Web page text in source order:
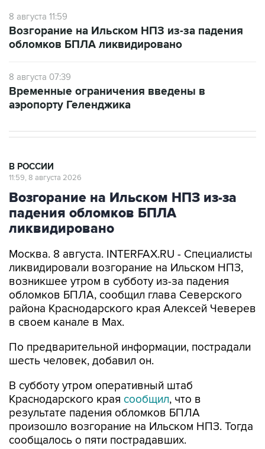
8 августа 11:59
Возгорание на Ильском НПЗ из-за падения
обломков БПЛА ликвидировано
8 августа 07:39
Временные ограничения введены в
аэропорту Геленджика
В РОССИИ
11:59, 8 августа 2026
Возгорание на Ильском НПЗ из-за
падения обломков БПЛА
ликвидировано
Москва. 8 августа. INTERFAX.RU - Специалисты
ликвидировали возгорание на Ильском НПЗ,
возникшее утром в субботу из-за падения
обломков БПЛА, сообщил глава Северского
района Краснодарского края Алексей Чеверев
в своем канале в Max.
По предварительной информации, пострадали
шесть человек, добавил он.
В субботу утром оперативный штаб
Краснодарского края сообщил, что в
результате падения обломков БПЛА
произошло возгорание на Ильском НПЗ. Тогда
сообщалось о пяти пострадавших.